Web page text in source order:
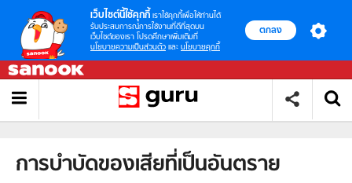
เว็บไซต์นี้ใช้คุกกี้ เราใช้คุกกี้เพื่อให้ท่านได้
รับประสบการณ์การใช้งานที่ดีที่สุดบน
เว็บไซต์ของเรา โปรดศึกษาเพิ่มเติมที่
นโยบายความเป็นส่วนตัว และ นโยบายคุกกี้
ตกลง
การบำบัดของเสียที่เป็นอันตราย